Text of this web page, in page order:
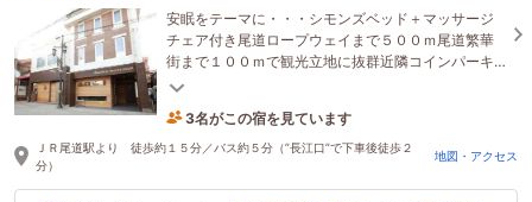
安眠をテーマに・・・シモンズベッド＋マッサージ
チェア付き尾道ロープウェイまで５００ｍ尾道繁華
街まで１００ｍで観光立地に抜群近隣コインパーキ
ング有（24時間700円～、別料金）
3名がこの宿を見ています
1時間前に予約されました
ＪＲ尾道駅より 徒歩約１５分／バス約５分（”長江口”で下車後徒歩２
分）
地図・アクセス